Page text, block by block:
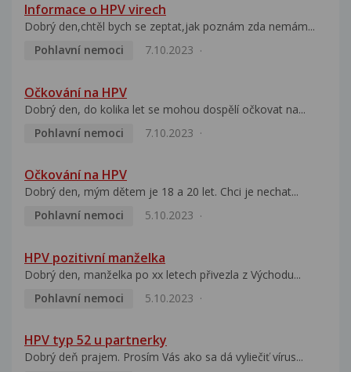
Informace o HPV virech
Dobrý den,chtěl bych se zeptat,jak poznám zda nemám...
Pohlavní nemoci
7.10.2023
Očkování na HPV
Dobrý den, do kolika let se mohou dospělí očkovat na...
Pohlavní nemoci
7.10.2023
Očkování na HPV
Dobrý den, mým dětem je 18 a 20 let. Chci je nechat...
Pohlavní nemoci
5.10.2023
HPV pozitivní manželka
Dobrý den, manželka po xx letech přivezla z Východu...
Pohlavní nemoci
5.10.2023
HPV typ 52 u partnerky
Dobrý deň prajem. Prosím Vás ako sa dá vyliečiť vírus...